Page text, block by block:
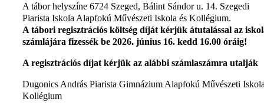
A tábor helyszíne 6724 Szeged, Bálint Sándor u. 14. Szegedi
Piarista Iskola Alapfokú Művészeti Iskola és Kollégium.
A tábori regisztrációs költség díját kérjük átutalással az
számlájára fizessék be 2026. június 16. kedd 16.00 óráig!
A regisztrációs díjat kérjük az alábbi számlaszámra utalják
Dugonics András Piarista Gimnázium Alapfokú Művészeti
Kollégium